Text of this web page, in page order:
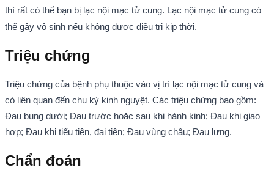
thì rất có thể bạn bị lạc nội mạc tử cung. Lạc nội mạc tử cung có
thể gây vô sinh nếu không được điều trị kịp thời.
Triệu chứng
Triệu chứng của bệnh phụ thuộc vào vị trí lạc nội mạc tử cung và
có liên quan đến chu kỳ kinh nguyệt. Các triệu chứng bao gồm:
Đau bụng dưới; Đau trước hoặc sau khi hành kinh; Đau khi giao
hợp; Đau khi tiểu tiện, đại tiện; Đau vùng chậu; Đau lưng.
Chẩn đoán